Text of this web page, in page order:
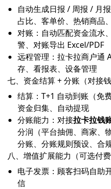
自动生成日报 / 周报 / 月
占比、客单价、热销商品
对账：自动匹配资金流水
警、对账导出 Excel/PDF
远程管理：拉卡拉商户通
存、看报表、设备管理
七、资金结算 + 分账（对接
结算：T+1 自动到账（免
资金归集、自动提现
分账能力：对接拉卡拉钱
分润（平台抽佣、商家、
分账、分账规则预设、合
八、增值扩展能力（可选付费
电子发票：顾客扫码自助
信